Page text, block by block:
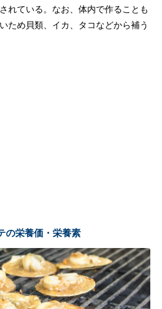
れている。なお、体内で作ることも
ため貝類、イカ、タコなどから補う
の栄養価・栄養素